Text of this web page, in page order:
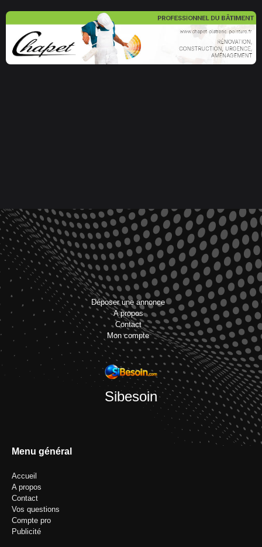
Déposer une annonce
A propos
Contact
Mon compte
Sibesoin
Menu général
Accueil
A propos
Contact
Vos questions
Compte pro
Publicité